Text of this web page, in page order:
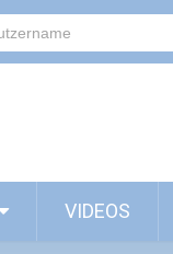
VIDEOS